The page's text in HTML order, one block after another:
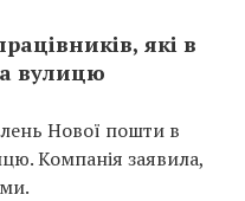
які в
вулицю
Нової пошти в
Компанія заявила,